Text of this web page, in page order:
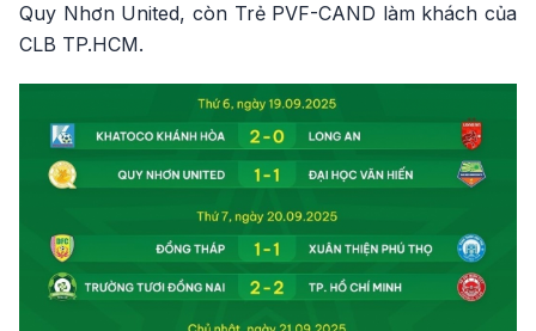
Quy Nhơn United, còn Trẻ PVF-CAND làm khách của
CLB TP.HCM.